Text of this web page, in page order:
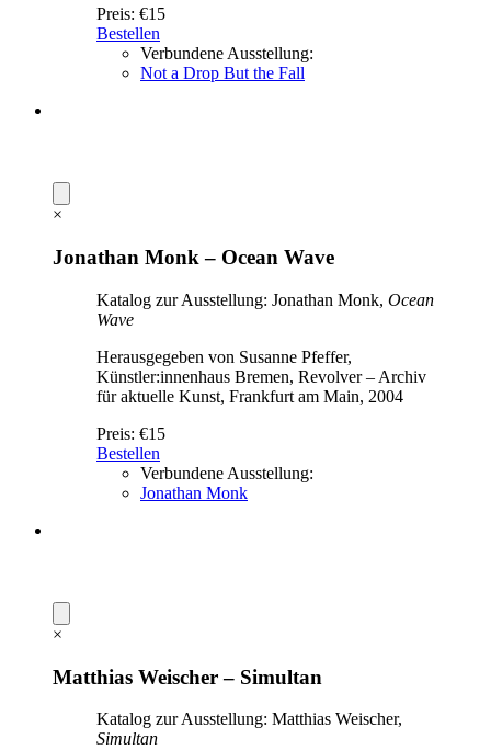
Preis: €15
Bestellen
Verbundene Ausstellung:
Not a Drop But the Fall
×
Jonathan Monk – Ocean Wave
Katalog zur Ausstellung: Jonathan Monk, Ocean
Wave
Herausgegeben von Susanne Pfeffer,
Künstler:innenhaus Bremen, Revolver – Archiv
für aktuelle Kunst, Frankfurt am Main, 2004
Preis: €15
Bestellen
Verbundene Ausstellung:
Jonathan Monk
×
Matthias Weischer – Simultan
Katalog zur Ausstellung: Matthias Weischer,
Simultan